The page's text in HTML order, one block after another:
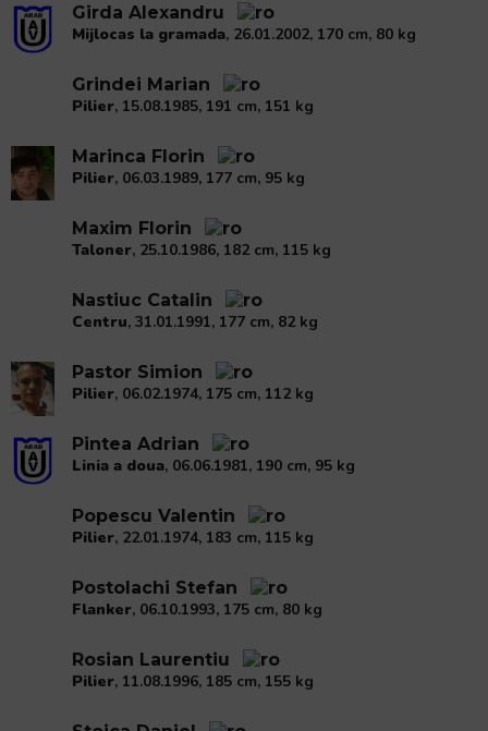
Girda Alexandru
Mijlocas la gramada, 26.01.2002, 170 cm, 80 kg
Grindei Marian
Pilier, 15.08.1985, 191 cm, 151 kg
Marinca Florin
Pilier, 06.03.1989, 177 cm, 95 kg
Maxim Florin
Taloner, 25.10.1986, 182 cm, 115 kg
Nastiuc Catalin
Centru, 31.01.1991, 177 cm, 82 kg
Pastor Simion
Pilier, 06.02.1974, 175 cm, 112 kg
Pintea Adrian
Linia a doua, 06.06.1981, 190 cm, 95 kg
Popescu Valentin
Pilier, 22.01.1974, 183 cm, 115 kg
Postolachi Stefan
Flanker, 06.10.1993, 175 cm, 80 kg
Rosian Laurentiu
Pilier, 11.08.1996, 185 cm, 155 kg